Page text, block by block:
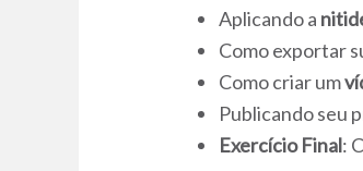
Aplicando a
Como exportar
Como criar um
Publicando seu
Exercício Final: